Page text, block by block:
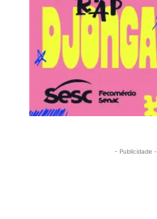
- Publicidade -